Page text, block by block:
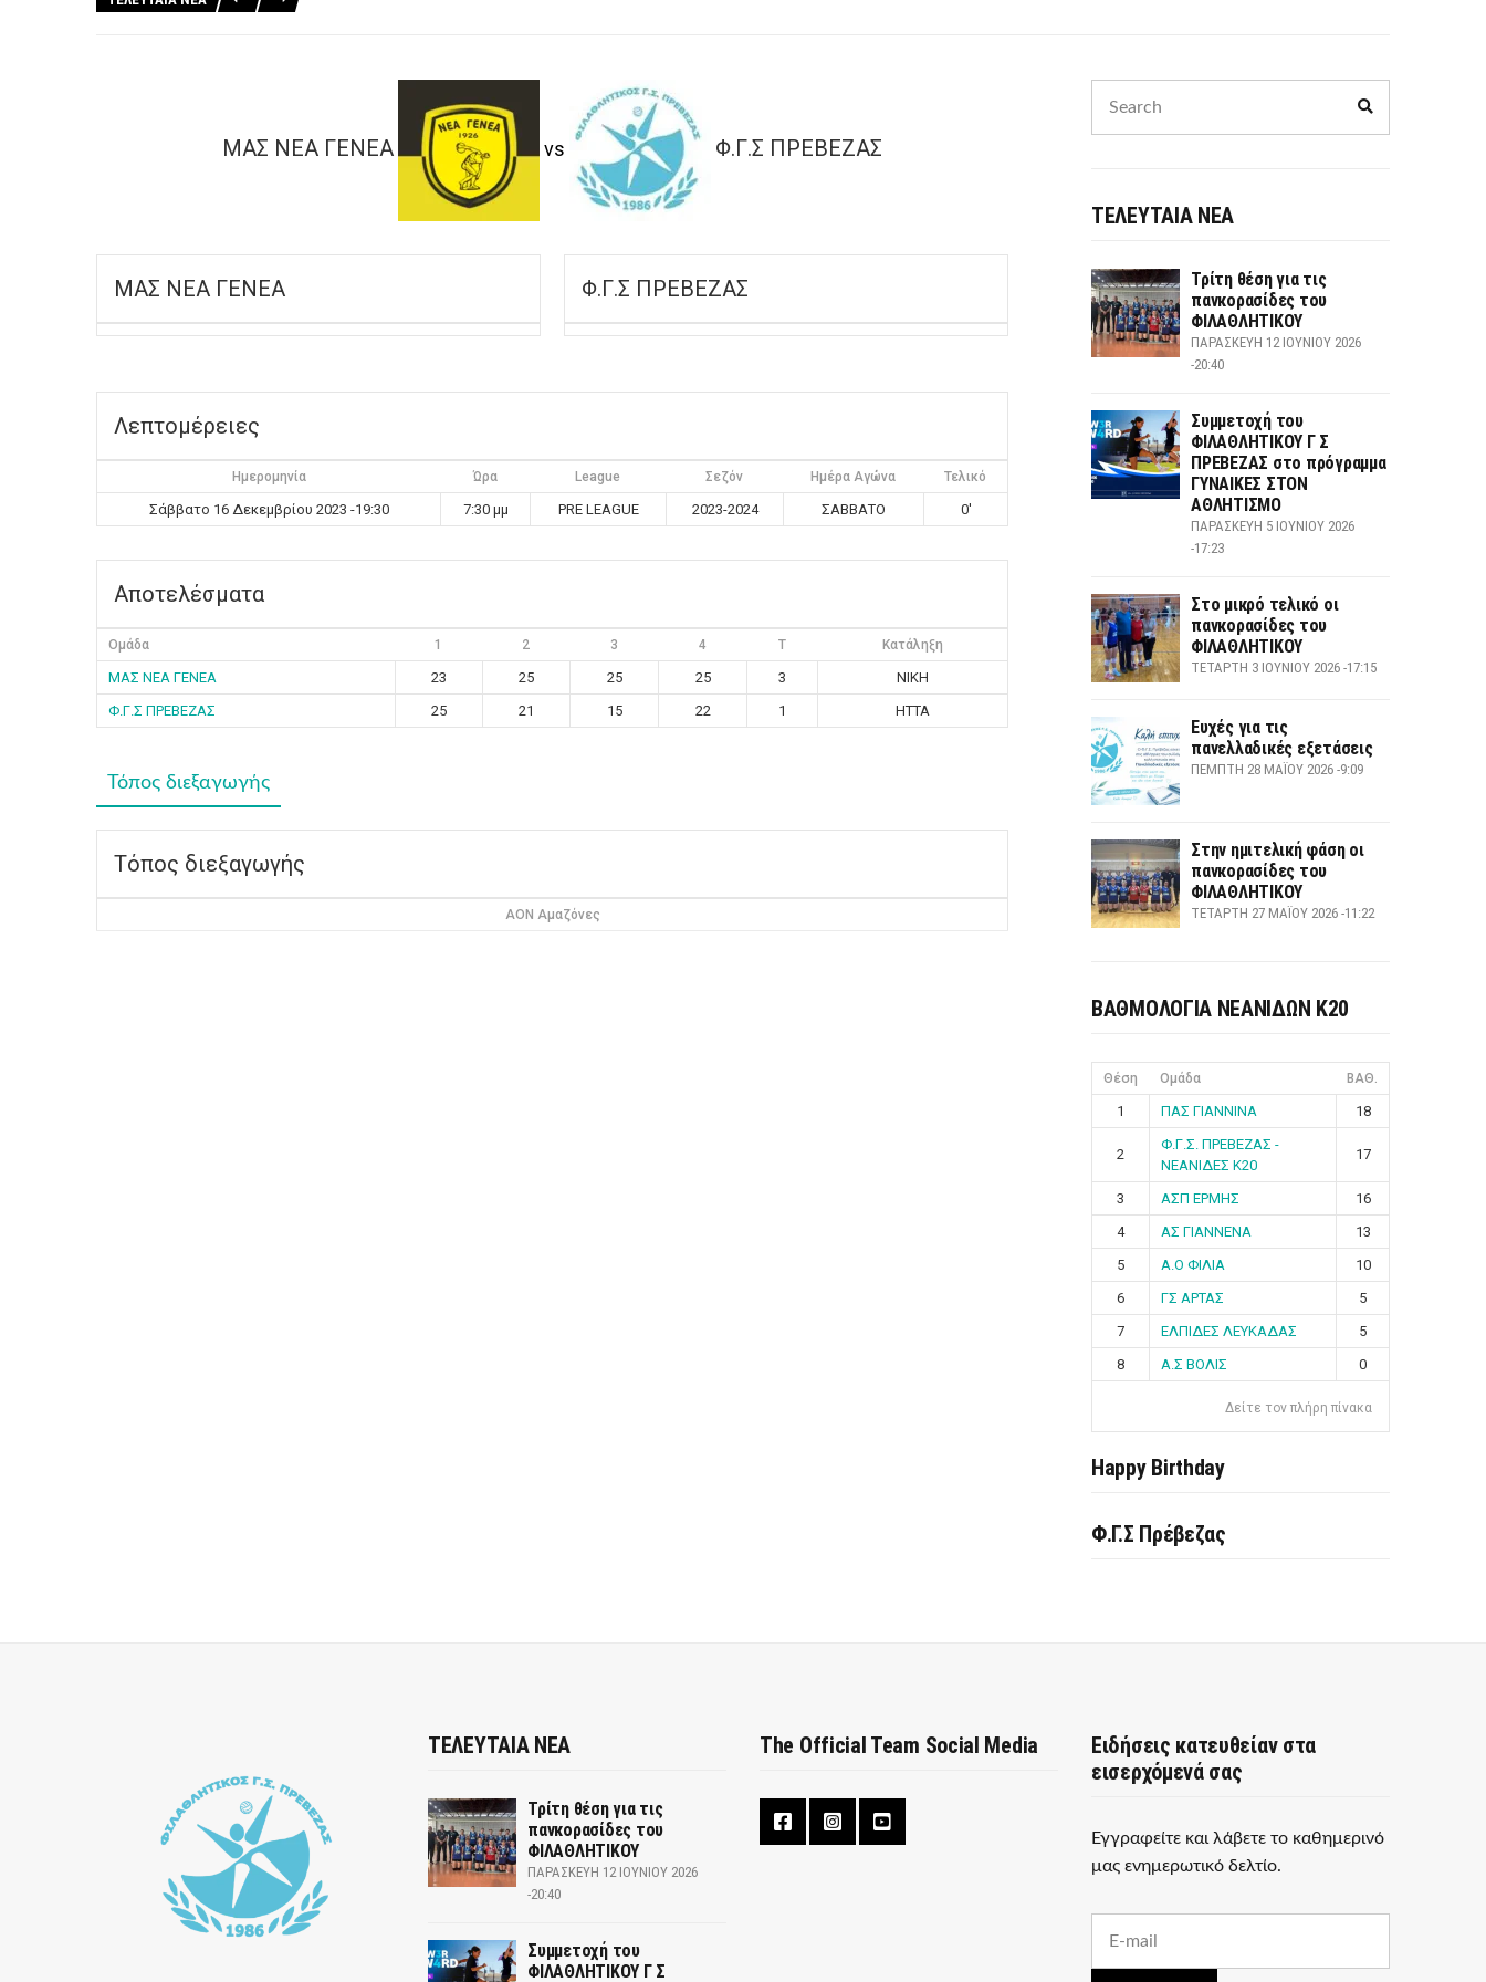
ΜΑΣ ΝΕΑ ΓΕΝΕΑ vs Φ.Γ.Σ ΠΡΕΒΕΖΑΣ
ΜΑΣ ΝΕΑ ΓΕΝΕΑ Φ.Γ.Σ ΠΡΕΒΕΖΑΣ
Λεπτομέρειες
Ημερομηνία Ώρα League Σεζόν Ημέρα Αγώνα Τελικό
Σάββατο 16 Δεκεμβρίου 2023 -19:30 7:30 μμ PRE LEAGUE 2023-2024 ΣΑΒΒΑΤΟ 0'
Αποτελέσματα
Ομάδα 1 2 3 4 T Κατάληξη
ΜΑΣ ΝΕΑ ΓΕΝΕΑ 23 25 25 25 3
ΝΙΚΗ
Φ.Γ.Σ ΠΡΕΒΕΖΑΣ
25 21 15 22 1 ΗΤΤΑ
Τόπος διεξαγωγής
Τόπος διεξαγωγής
ΑΟΝ Αμαζόνες
for:
ΤΕΛΕΥΤΑΙΑ ΝΕΑ
Τρίτη θέση για τις
πανκορασίδες του
ΦΙΛΑΘΛΗΤΙΚΟΥ
ΠΑΡΑΣΚΕΥΉ 12 ΙΟΥΝΊΟΥ 2026
-20:40
Συμμετοχή του
ΦΙΛΑΘΛΗΤΙΚΟΥ Γ Σ
ΠΡΕΒΕΖΑΣ στο πρόγραμμα
ΓΥΝΑΙΚΕΣ ΣΤΟΝ
ΑΘΛΗΤΙΣΜΟ
ΠΑΡΑΣΚΕΥΉ 5 ΙΟΥΝΊΟΥ 2026
-17:23
Στο μικρό τελικό οι
πανκορασίδες του
ΦΙΛΑΘΛΗΤΙΚΟΥ
ΤΕΤΆΡΤΗ 3 ΙΟΥΝΊΟΥ 2026 -17:15
Ευχές για τις
πανελλαδικές εξετάσεις
ΠΈΜΠΤΗ 28 ΜΑΪ́ΟΥ 2026 -9:09
Στην ημιτελική φάση οι
πανκορασίδες του
ΦΙΛΑΘΛΗΤΙΚΟΥ
ΤΕΤΆΡΤΗ 27 ΜΑΪ́ΟΥ 2026 -11:22
ΒΑΘΜΟΛΟΓΙΑ ΝΕΑΝΙΔΩΝ Κ20
Θέση Ομάδα ΒΑΘ.
1 ΠΑΣ ΓΙΑΝΝΙΝΑ 18
2
Φ.Γ.Σ. ΠΡΕΒΕΖΑΣ -
ΝΕΑΝΙΔΕΣ Κ20
17
3 ΑΣΠ ΕΡΜΗΣ
16
4
ΑΣ ΓΙΑΝΝΕΝΑ
13
5
Α.Ο ΦΙΛΙΑ
10
6
ΓΣ ΑΡΤΑΣ
5
7
ΕΛΠΙΔΕΣ ΛΕΥΚΑΔΑΣ
5
8
Α.Σ ΒΟΛΙΣ 0
Δείτε τον πλήρη πίνακα
Happy Birthday
Φ.Γ.Σ Πρέβεζας
ΤΕΛΕΥΤΑΙΑ ΝΕΑ
Τρίτη θέση για τις
πανκορασίδες του
ΦΙΛΑΘΛΗΤΙΚΟΥ
ΠΑΡΑΣΚΕΥΉ 12 ΙΟΥΝΊΟΥ 2026
-20:40
Συμμετοχή του
ΦΙΛΑΘΛΗΤΙΚΟΥ Γ Σ
The Official Team Social Media
Ειδήσεις κατευθείαν στα
εισερχόμενά σας
Εγγραφείτε και λάβετε το καθημερινό
μας ενημερωτικό δελτίο.
a